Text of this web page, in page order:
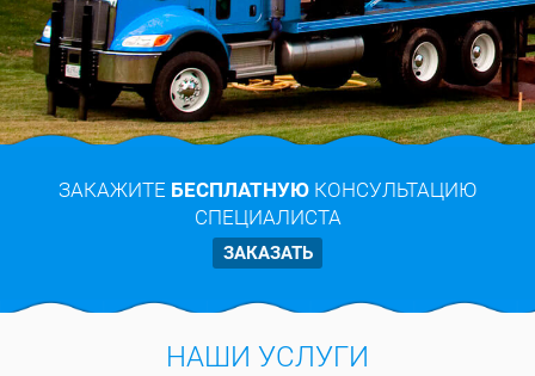
ЗАКАЖИТЕ БЕСПЛАТНУЮ КОНСУЛЬТАЦИЮ
СПЕЦИАЛИСТА
ЗАКАЗАТЬ
НАШИ УСЛУГИ